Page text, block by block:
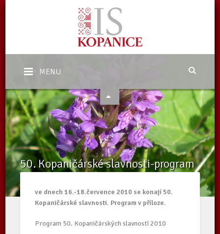
MENU
50. Kopaničárské slavnosti-program
ve dnech 16.-18.července 2010 se konají 50.
Kopaničárské slavnosti. Program v příloze.
Program 50. Kopaničárských slavností 2010